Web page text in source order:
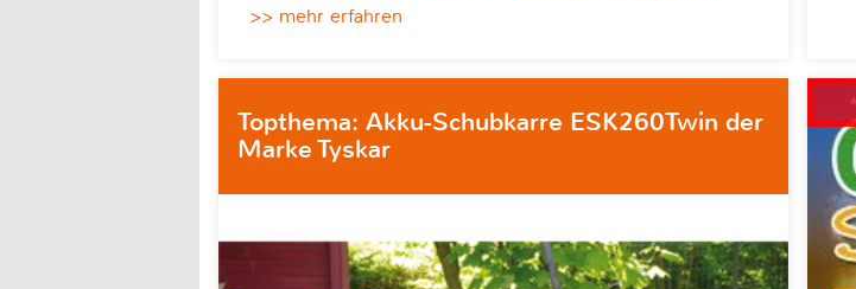
>> mehr erfahren
Topthema: Akku-Schubkarre ESK260Twin der
Marke Tyskar